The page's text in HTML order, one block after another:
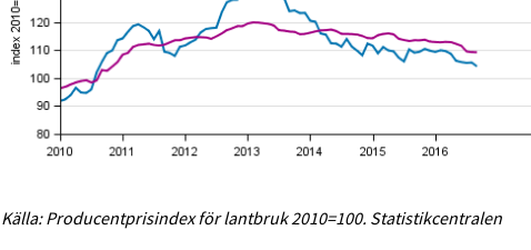
Källa: Producentprisindex för lantbruk 2010=100. Statistikcentralen